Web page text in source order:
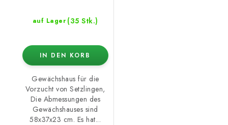
auf Lager (35 Stk.)
IN DEN KORB
Gewächshaus für die
Vorzucht von Setzlingen,
Die Abmessungen des
Gewächshauses sind
58x37x23 cm. Es hat...